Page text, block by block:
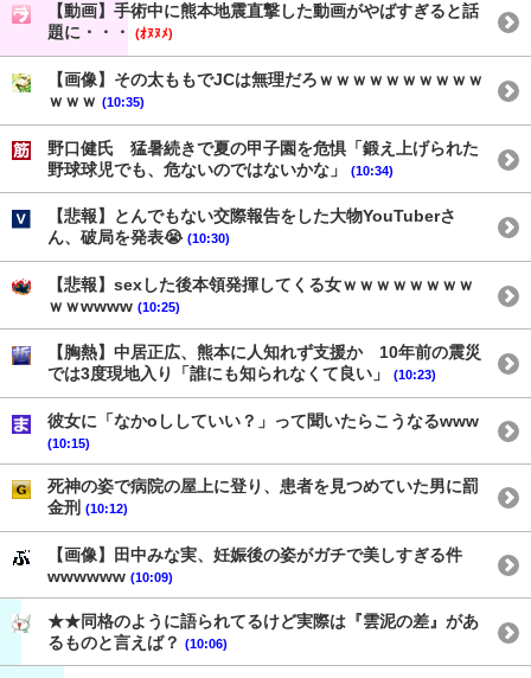
【動画】手術中に熊本地震直撃した動画がやばすぎると話
題に・・・
(ｵﾇﾇﾒ)
【画像】その太ももでJCは無理だろｗｗｗｗｗｗｗｗｗｗ
ｗｗｗ (10:35)
野口健氏 猛暑続きで夏の甲子園を危惧「鍛え上げられた
野球球児でも、危ないのではないかな」
(10:34)
【悲報】とんでもない交際報告をした大物YouTuberさ
ん、破局を発表😭 (10:30)
【悲報】sexした後本領発揮してくる女ｗｗｗｗｗｗｗｗ
ｗｗwwww (10:25)
【胸熱】中居正広、熊本に人知れず支援か 10年前の震災
では3度現地入り「誰にも知られなくて良い」
(10:23)
彼女に「なかoししていい？」って聞いたらこうなるwww
(10:15)
死神の姿で病院の屋上に登り、患者を見つめていた男に罰
金刑 (10:12)
【画像】田中みな実、妊娠後の姿がガチで美しすぎる件
wwwwww (10:09)
★★同格のように語られてるけど実際は『雲泥の差』があ
るものと言えば？ (10:06)